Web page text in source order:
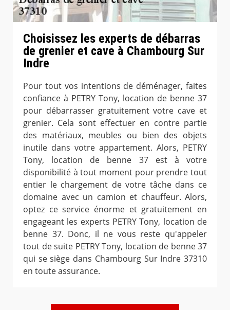
Choisissez les experts de débarras
de grenier et cave à Chambourg Sur
Indre
Pour tout vos intentions de déménager, faites
confiance à PETRY Tony, location de benne 37
pour débarrasser gratuitement votre cave et
grenier. Cela sont effectuer en contre partie
des matériaux, meubles ou bien des objets
inutile dans votre appartement. Alors, PETRY
Tony, location de benne 37 est à votre
disponibilité à tout moment pour prendre tout
entier le chargement de votre tâche dans ce
domaine avec un camion et chauffeur. Alors,
optez ce service énorme et gratuitement en
engageant les experts PETRY Tony, location de
benne 37. Donc, il ne vous reste qu'appeler
tout de suite PETRY Tony, location de benne 37
qui se siège dans Chambourg Sur Indre 37310
en toute assurance.